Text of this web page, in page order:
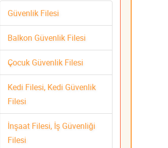
Güvenlik Filesi
Balkon Güvenlik Filesi
Çocuk Güvenlik Filesi
Kedi Filesi, Kedi Güvenlik
Filesi
İnşaat Filesi, İş Güvenliği
Filesi